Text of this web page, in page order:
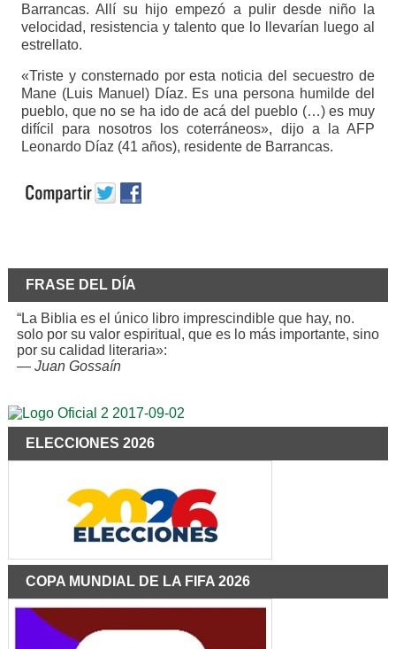
Barrancas. Allí su hijo empezó a pulir desde niño la
velocidad, resistencia y talento que lo llevarían luego al
estrellato.
«Triste y consternado por esta noticia del secuestro de
Mane (Luis Manuel) Díaz. Es una persona humilde del
pueblo, que no se ha ido de acá del pueblo (…) es muy
difícil para nosotros los coterráneos», dijo a la AFP
Leonardo Díaz (41 años), residente de Barrancas.
FRASE DEL DÍA
“La Biblia es el único libro imprescindible que hay, no.
solo por su valor espiritual, que es lo más importante, sino
por su calidad literaria»:
— Juan Gossaín
ELECCIONES 2026
COPA MUNDIAL DE LA FIFA 2026